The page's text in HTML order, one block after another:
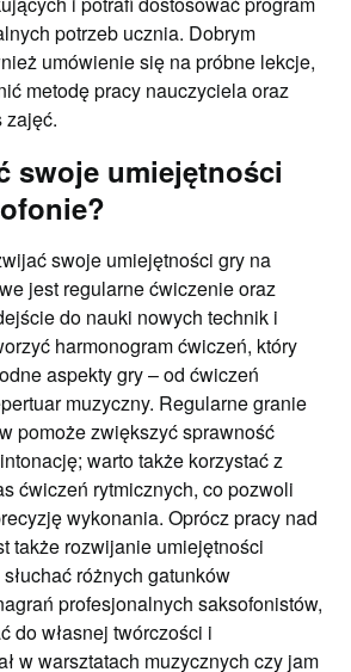
potrzeb ucznia. Dobrym
umówienie się na próbne lekcje,
metodę pracy nauczyciela oraz
zajęć.
swoje umiejętności
swoje umiejętności gry na
jest regularne ćwiczenie oraz
do nauki nowych technik i
harmonogram ćwiczeń, który
aspekty gry – od ćwiczeń
muzyczny. Regularne granie
pomoże zwiększyć sprawność
warto także korzystać z
ćwiczeń rytmicznych, co pozwoli
wykonania. Oprócz pracy nad
także rozwijanie umiejętności
różnych gatunków
profesjonalnych saksofonistów,
do własnej twórczości i
w warsztatach muzycznych czy jam